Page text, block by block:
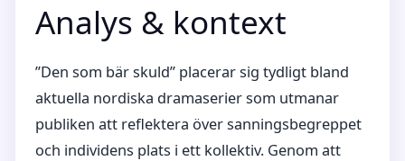
Analys & kontext
”Den som bär skuld” placerar sig tydligt bland
aktuella nordiska dramaserier som utmanar
publiken att reflektera över sanningsbegreppet
och individens plats i ett kollektiv. Genom att